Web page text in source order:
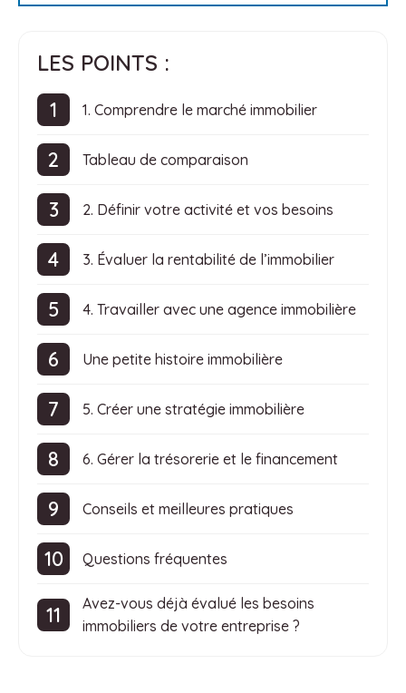
LES POINTS :
1. Comprendre le marché immobilier
Tableau de comparaison
2. Définir votre activité et vos besoins
3. Évaluer la rentabilité de l’immobilier
4. Travailler avec une agence immobilière
Une petite histoire immobilière
5. Créer une stratégie immobilière
6. Gérer la trésorerie et le financement
Conseils et meilleures pratiques
Questions fréquentes
Avez-vous déjà évalué les besoins
immobiliers de votre entreprise ?